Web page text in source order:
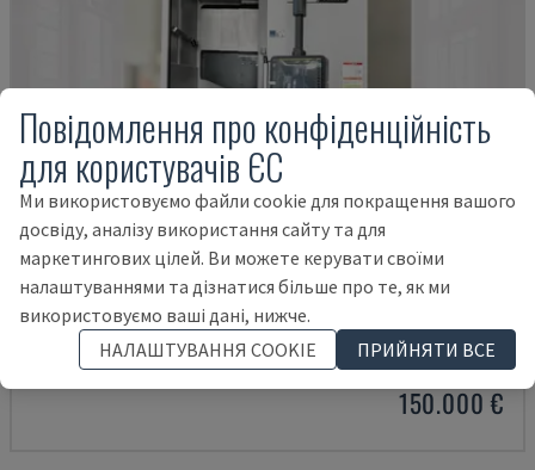
PUMA V8300MR
DN SOLUTIONS - ВЕРТИКАЛЬНО-ТОКАРНИЙ ВЕРСТАТ
НІМЕЧЧИНА
150.000 €
Повідомлення про конфіденційність
для користувачів ЄС
Ми використовуємо файли cookie для покращення вашого
досвіду, аналізу використання сайту та для
маркетингових цілей. Ви можете керувати своїми
налаштуваннями та дізнатися більше про те, як ми
використовуємо ваші дані, нижче.
НАЛАШТУВАННЯ COOKIE
ПРИЙНЯТИ ВСЕ